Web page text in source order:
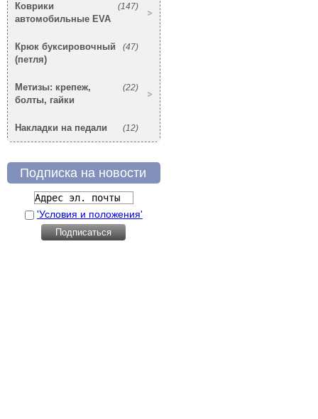
(147)
Коврики
автомобильные EVA
(47)
Крюк буксировочный
(петля)
(22)
Метизы: крепеж,
болты, гайки
(12)
Накладки на педали
Подписка на новости
'Условия и положения'